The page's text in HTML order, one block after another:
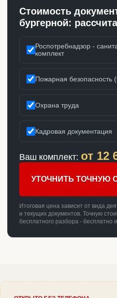
Стоимость
бургерной:
Роспотребнадзор -
комплект
Пожарная безопасность
Охрана труда
Кадровая документация
Ваш комплект: от 12
УТОЧНИТЬ ТОЧНУЮ
Итоговая цена зависит от вида
и текущих документов. Точную
бесплатного разбора - бесплатно